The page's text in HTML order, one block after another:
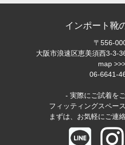
インポート靴
〒556-
大阪市浪速区恵美須西3-3-
map
06-6641-
- 実際にご試着を
フィッティングスペー
まずは、お気軽にご連